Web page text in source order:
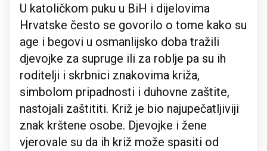
U katoličkom puku u BiH i dijelovima
Hrvatske često se govorilo o tome kako su
age i begovi u osmanlijsko doba tražili
djevojke za supruge ili za roblje pa su ih
roditelji i skrbnici znakovima križa,
simbolom pripadnosti i duhovne zaštite,
nastojali zaštititi. Križ je bio najupečatljiviji
znak krštene osobe. Djevojke i žene
vjerovale su da ih križ može spasiti od